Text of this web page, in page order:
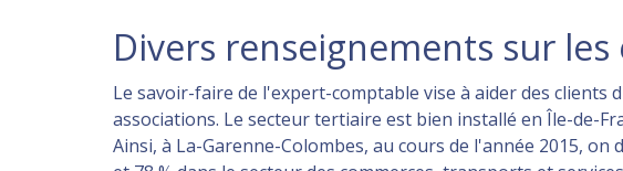
Divers renseignements sur
Le savoir-faire de l'expert-comptable vise à aider des
associations. Le secteur tertiaire est bien installé en Île-de-
Ainsi, à La-Garenne-Colombes, au cours de l'année 2015,